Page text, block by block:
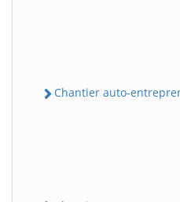
Chantier auto-